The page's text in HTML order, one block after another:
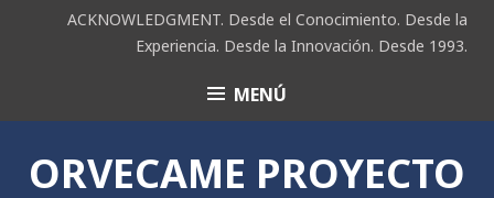
ACKNOWLEDGMENT. Desde el Conocimiento. Desde la
Experiencia. Desde la Innovación. Desde 1993.
ACK MENÚ
ORVECAME PROYECTO